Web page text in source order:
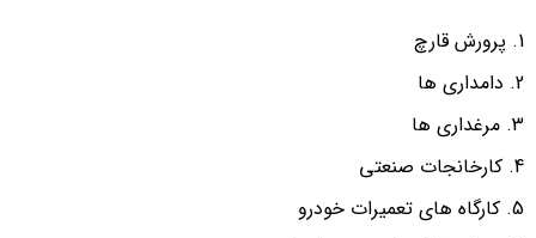
پرورش قارچ
دامداری ها
مرغداری ها
کارخانجات صنعتی
کارگاه های تعمیرات خودرو